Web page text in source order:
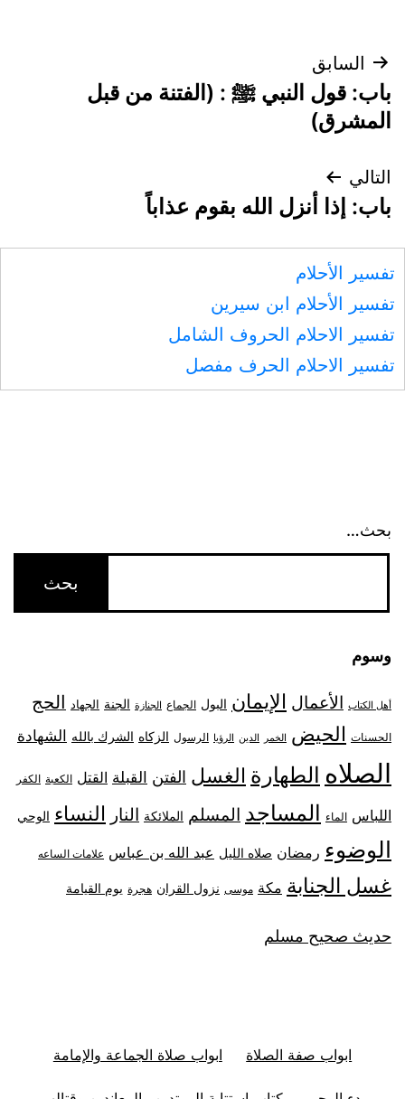
تصفّح
المقالات
السابق
باب: قول النبي ﷺ : (الفتنة من قبل
المشرق)
التالي
باب: إذا أنزل الله بقوم عذاباً
تفسير الأحلام
تفسير الأحلام ابن سيرين
تفسير الاحلام الحروف الشامل
تفسير الاحلام الحرف مفصل
بحث…
وسوم
أهل الكتاب الأعمال الإيمان البول الجماع الجنازة الجنة الجهاد الحج
الحسنات الحيض الخمر الدين الرؤيا الرسول الزكاه الشرك بالله الشهادة
الصلاه الطهارة الغسل الفتن القبلة القتل الكعبة الكفر
اللباس الماء المساجد المسلم الملائكة النار النساء الوحي
الوضوء رمضان صلاه الليل عبد الله بن عباس علامات الساعه
غسل الجنابة مكة موسى نزول القران هجرة يوم القيامة
حديث صحيح مسلم
ابواب صفة الصلاة ابواب صلاة الجماعة والإمامة